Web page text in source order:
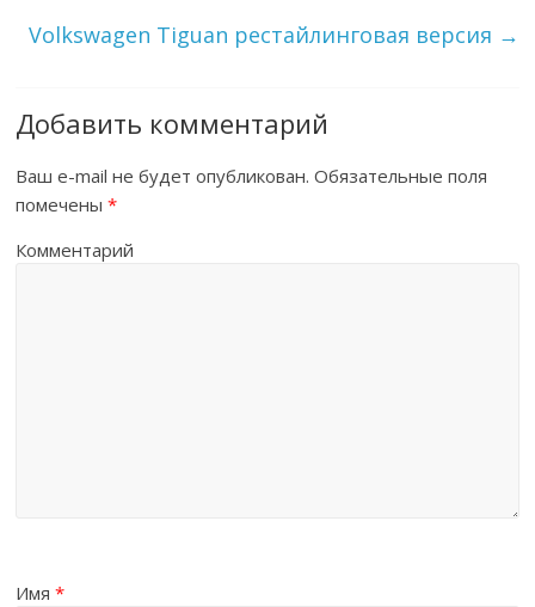
Volkswagen Tiguan рестайлинговая версия →
Добавить комментарий
Ваш e-mail не будет опубликован. Обязательные поля
помечены*
Комментарий
Имя*